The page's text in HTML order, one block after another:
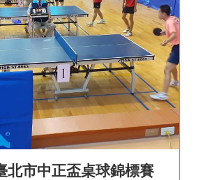
北市中正盃桌球錦標賽